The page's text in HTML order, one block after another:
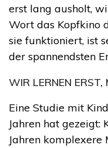
erst lang ausholt,
Wort das Kopfkino
sie funktioniert, ist
der spannendsten
WIR LERNEN ERST,
Eine Studie mit
Jahren hat gezeigt:
Jahren komplexere